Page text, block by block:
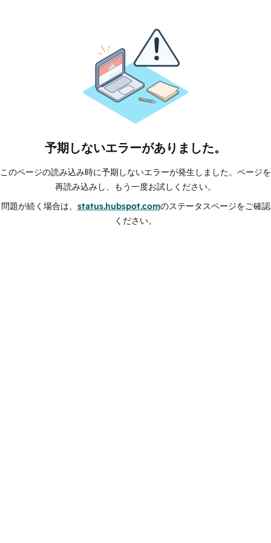
予期しないエラーがありました。
このページの読み込み時に予期しないエラーが発生しました。ページを
再読み込みし、もう一度お試しください。
問題が続く場合は、 status.hubspot.comのステータスページをご確認
ください。